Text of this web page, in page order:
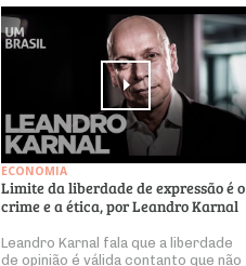
ECONOMIA
Limite da liberdade de expressão é o
crime e a ética, por Leandro Karnal
Leandro Karnal fala que a liberdade
de opinião é válida contanto que não